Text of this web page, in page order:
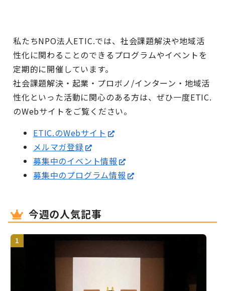
私たちNPO法人ETIC.では、社会課題解決や地域活
性化に関わることのできるプログラムやイベントを
定期的に開催しています。
社会課題解決・起業・プロボノ/インターン・地域活
性化といった活動に関心のある方は、ぜひ一度ETIC.
のWebサイトをご覧ください。
ETIC.のWebサイト
メルマガ登録
募集中のイベント情報
募集中のプログラム情報
今週の人気記事